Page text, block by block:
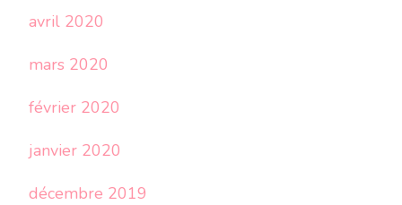
avril 2020
mars 2020
février 2020
janvier 2020
décembre 2019